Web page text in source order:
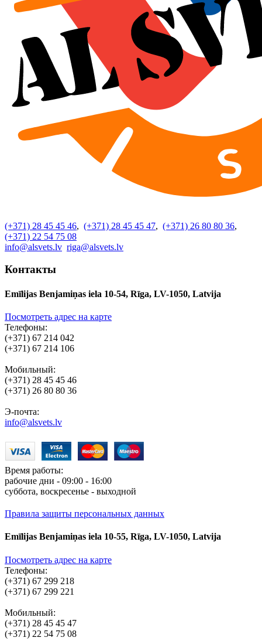
(+371) 28 45 45 46, (+371) 28 45 45 47, (+371) 26 80 80 36,
(+371) 22 54 75 08
info@alsvets.lv riga@alsvets.lv
Контакты
Emīlijas Benjamiņas iela 10-54, Rīga, LV-1050, Latvija
Посмотреть адрес на карте
Телефоны:
(+371) 67 214 042
(+371) 67 214 106
Мобильный:
(+371) 28 45 45 46
(+371) 26 80 80 36
Э-почта:
info@alsvets.lv
Время работы:
рабочие дни - 09:00 - 16:00
суббота, воскресенье - выходной
Правила защиты персональных данных
Emīlijas Benjamiņas iela 10-55, Rīga, LV-1050, Latvija
Посмотреть адрес на карте
Телефоны:
(+371) 67 299 218
(+371) 67 299 221
Мобильный:
(+371) 28 45 45 47
(+371) 22 54 75 08